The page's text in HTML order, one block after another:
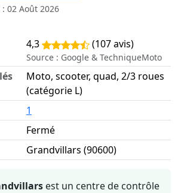
02 Août 2026
Autovision Grandvillars
4,3 (107 avis)
Source : Google & TechniqueMoto
Moto, scooter, quad, 2/3 roues
(catégorie L)
1
Fermé
Grandvillars (90600)
est un centre de contrôle